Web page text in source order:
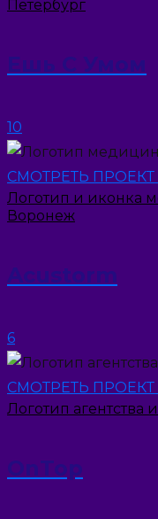
Петербург
Ешь С Умом
10
СМОТРЕТЬ ПРОЕКТ
Логотип и иконка
Воронеж
Acustorm
6
СМОТРЕТЬ ПРОЕКТ
Логотип агентства
OnTop